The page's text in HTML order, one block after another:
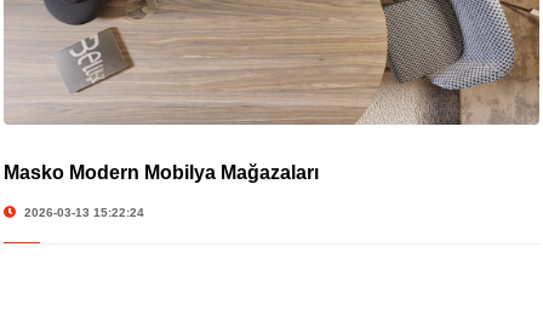
Masko Modern Mobilya Mağazaları
2026-03-13 15:22:24